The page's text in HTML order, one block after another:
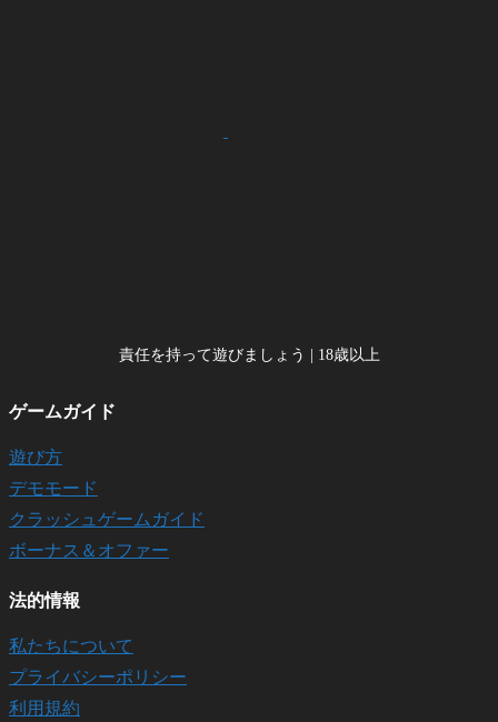
責任を持って遊びましょう | 18歳以上
ゲームガイド
遊び方
デモモード
クラッシュゲームガイド
ボーナス＆オファー
法的情報
私たちについて
プライバシーポリシー
利用規約